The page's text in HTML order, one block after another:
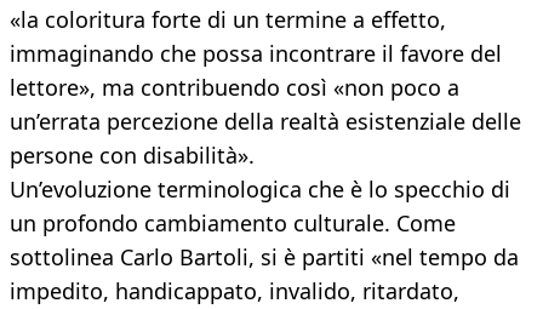
«la coloritura forte di un termine a effetto,
immaginando che possa incontrare il favore del
lettore», ma contribuendo così «non poco a
un’errata percezione della realtà esistenziale delle
persone con disabilità».
Un’evoluzione terminologica che è lo specchio di
un profondo cambiamento culturale. Come
sottolinea Carlo Bartoli, si è partiti «nel tempo da
impedito, handicappato, invalido, ritardato,